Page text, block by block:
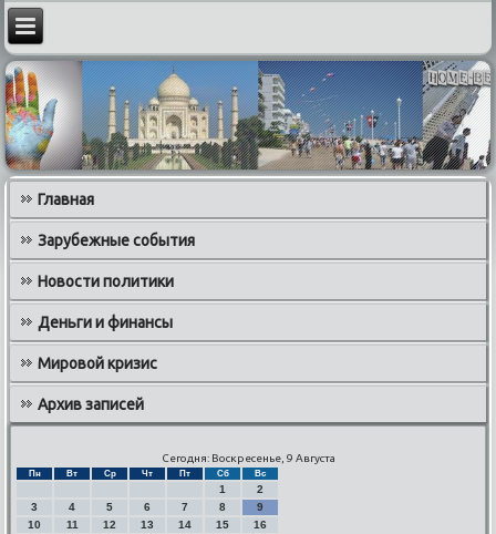
Главная
Зарубежные события
Новости политики
Деньги и финансы
Мировой кризис
Архив записей
Сегодня: Воскресенье, 9 Августа
Пн Вт Ср Чт Пт Сб Вс
1
2
3
4 5 6 7 8
9
10
11 12 13 14 15
16